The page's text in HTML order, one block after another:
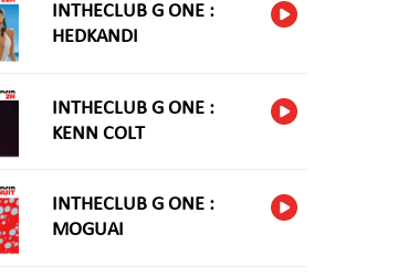
INTHECLUB G ONE :
HEDKANDI
INTHECLUB G ONE :
KENN COLT
INTHECLUB G ONE :
MOGUAI